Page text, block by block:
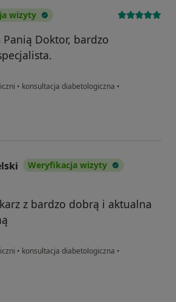
wizyty
Doktor, bardzo
• konsultacja diabetologiczna •
Weryfikacja wizyty
z bardzo dobrą i aktualna
• konsultacja diabetologiczna •
Śmigielski